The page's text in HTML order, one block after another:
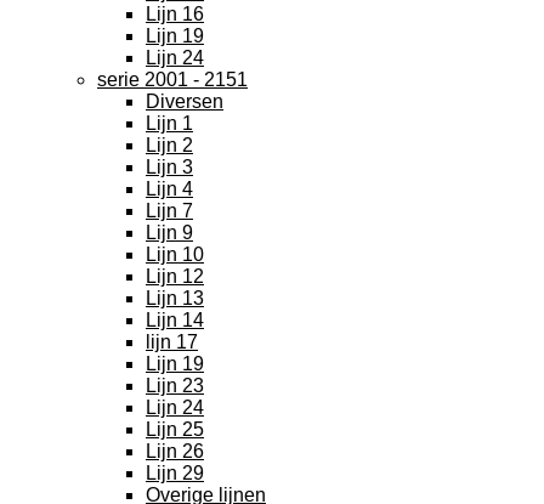
Lijn 16
Lijn 19
Lijn 24
serie 2001 - 2151
Diversen
Lijn 1
Lijn 2
Lijn 3
Lijn 4
Lijn 7
Lijn 9
Lijn 10
Lijn 12
Lijn 13
Lijn 14
lijn 17
Lijn 19
Lijn 23
Lijn 24
Lijn 25
Lijn 26
Lijn 29
Overige lijnen